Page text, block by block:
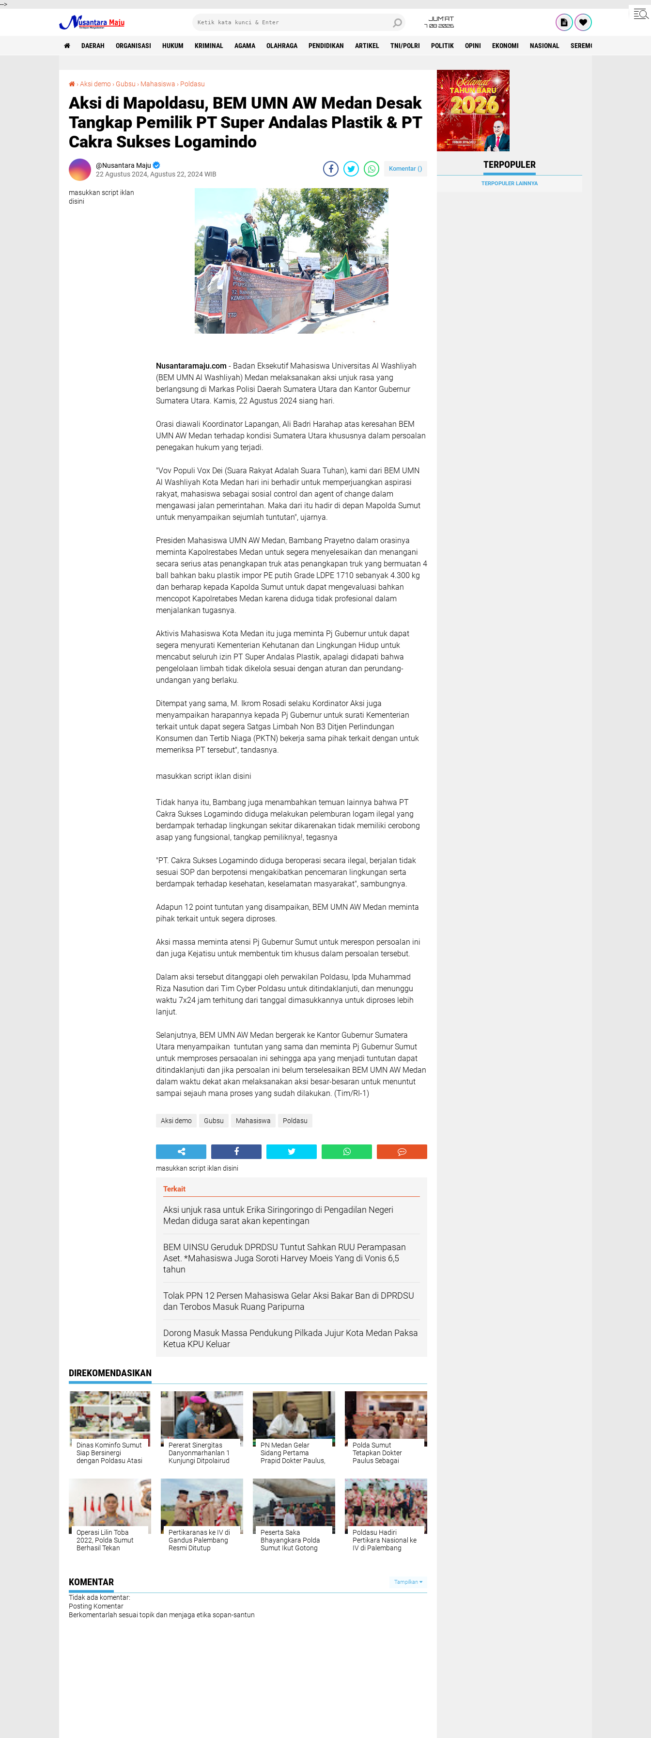
-->
JUM'AT
7 08 2026
DAERAH ORGANISASI HUKUM KRIMINAL AGAMA OLAHRAGA PENDIDIKAN ARTIKEL TNI/POLRI POLITIK OPINI EKONOMI NASIONAL SEREMONIAL
›Aksi demo › Gubsu › Mahasiswa › Poldasu
Aksi di Mapoldasu, BEM UMN AW Medan Desak
Tangkap Pemilik PT Super Andalas Plastik & PT
Cakra Sukses Logamindo
Nusantara Maju
22 Agustus 2024, Agustus 22, 2024 WIB
Komentar ()
masukkan script iklan
disini
Nusantaramaju.com - Badan Eksekutif Mahasiswa Universitas Al Washliyah
(BEM UMN Al Washliyah) Medan melaksanakan aksi unjuk rasa yang
berlangsung di Markas Polisi Daerah Sumatera Utara dan Kantor Gubernur
Sumatera Utara. Kamis, 22 Agustus 2024 siang hari.
Orasi diawali Koordinator Lapangan, Ali Badri Harahap atas keresahan BEM
UMN AW Medan terhadap kondisi Sumatera Utara khususnya dalam persoalan
penegakan hukum yang terjadi.
"Vov Populi Vox Dei (Suara Rakyat Adalah Suara Tuhan), kami dari BEM UMN
Al Washliyah Kota Medan hari ini berhadir untuk memperjuangkan aspirasi
rakyat, mahasiswa sebagai sosial control dan agent of change dalam
mengawasi jalan pemerintahan. Maka dari itu hadir di depan Mapolda Sumut
untuk menyampaikan sejumlah tuntutan", ujarnya.
Presiden Mahasiswa UMN AW Medan, Bambang Prayetno dalam orasinya
meminta Kapolrestabes Medan untuk segera menyelesaikan dan menangani
secara serius atas penangkapan truk atas penangkapan truk yang bermuatan 4
ball bahkan baku plastik impor PE putih Grade LDPE 1710 sebanyak 4.300 kg
dan berharap kepada Kapolda Sumut untuk dapat mengevaluasi bahkan
mencopot Kapolretabes Medan karena diduga tidak profesional dalam
menjalankan tugasnya.
Aktivis Mahasiswa Kota Medan itu juga meminta Pj Gubernur untuk dapat
segera menyurati Kementerian Kehutanan dan Lingkungan Hidup untuk
mencabut seluruh izin PT Super Andalas Plastik, apalagi didapati bahwa
pengelolaan limbah tidak dikelola sesuai dengan aturan dan perundang-
undangan yang berlaku.
Ditempat yang sama, M. Ikrom Rosadi selaku Kordinator Aksi juga
menyampaikan harapannya kepada Pj Gubernur untuk surati Kementerian
terkait untuk dapat segera Satgas Limbah Non B3 Ditjen Perlindungan
Konsumen dan Tertib Niaga (PKTN) bekerja sama pihak terkait dengan untuk
memeriksa PT tersebut", tandasnya.
masukkan script iklan disini
Tidak hanya itu, Bambang juga menambahkan temuan lainnya bahwa PT
Cakra Sukses Logamindo diduga melakukan pelemburan logam ilegal yang
berdampak terhadap lingkungan sekitar dikarenakan tidak memiliki cerobong
asap yang fungsional, tangkap pemiliknya!, tegasnya
"PT. Cakra Sukses Logamindo diduga beroperasi secara ilegal, berjalan tidak
sesuai SOP dan berpotensi mengakibatkan pencemaran lingkungan serta
berdampak terhadap kesehatan, keselamatan masyarakat", sambungnya.
Adapun 12 point tuntutan yang disampaikan, BEM UMN AW Medan meminta
pihak terkait untuk segera diproses.
Aksi massa meminta atensi Pj Gubernur Sumut untuk merespon persoalan ini
dan juga Kejatisu untuk membentuk tim khusus dalam persoalan tersebut.
Dalam aksi tersebut ditanggapi oleh perwakilan Poldasu, Ipda Muhammad
Riza Nasution dari Tim Cyber Poldasu untuk ditindaklanjuti, dan menunggu
waktu 7x24 jam terhitung dari tanggal dimasukkannya untuk diproses lebih
lanjut.
Selanjutnya, BEM UMN AW Medan bergerak ke Kantor Gubernur Sumatera
Utara menyampaikan tuntutan yang sama dan meminta Pj Gubernur Sumut
untuk memproses persaoalan ini sehingga apa yang menjadi tuntutan dapat
ditindaklanjuti dan jika persoalan ini belum terselesaikan BEM UMN AW Medan
dalam waktu dekat akan melaksanakan aksi besar-besaran untuk menuntut
sampai sejauh mana proses yang sudah dilakukan. (Tim/RI-1)
Aksi demo Gubsu Mahasiswa Poldasu
masukkan script iklan disini
Terkait
Aksi unjuk rasa untuk Erika Siringoringo di Pengadilan Negeri
Medan diduga sarat akan kepentingan
BEM UINSU Geruduk DPRDSU Tuntut Sahkan RUU Perampasan
Aset. *Mahasiswa Juga Soroti Harvey Moeis Yang di Vonis 6,5
tahun
Tolak PPN 12 Persen Mahasiswa Gelar Aksi Bakar Ban di DPRDSU
dan Terobos Masuk Ruang Paripurna
Dorong Masuk Massa Pendukung Pilkada Jujur Kota Medan Paksa
Ketua KPU Keluar
DIREKOMENDASIKAN
Dinas Kominfo Sumut
Siap Bersinergi
dengan Poldasu Atasi
Pererat Sinergitas
Danyonmarhanlan 1
Kunjungi Ditpolairud
PN Medan Gelar
Sidang Pertama
Prapid Dokter Paulus,
Polda Sumut
Tetapkan Dokter
Paulus Sebagai
Prapid
Operasi Lilin Toba
2022, Polda Sumut
Berhasil Tekan
Pertikaranas ke IV di
Gandus Palembang
Resmi Ditutup
Peserta Saka
Bhayangkara Polda
Sumut Ikut Gotong
Poldasu Hadiri
Pertikara Nasional ke
IV di Palembang
KOMENTAR Tampilkan
Tidak ada komentar:
Posting Komentar
Berkomentarlah sesuai topik dan menjaga etika sopan-santun
TERPOPULER
TERPOPULER LAINNYA